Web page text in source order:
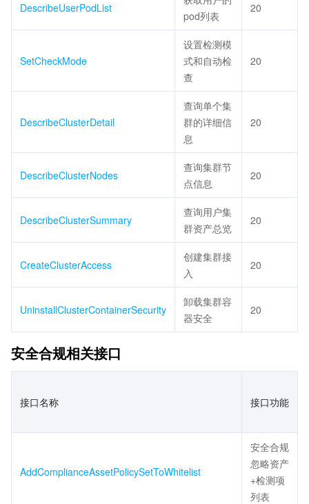
DescribeUserPodList
pod列表
20
SetCheckMode
设置检测模
式和自动检
查
20
DescribeClusterDetail
查询单个集
群的详细信
息
20
DescribeClusterNodes
查询集群节
点信息
20
DescribeClusterSummary
查询用户集
群资产总览
20
CreateClusterAccess
创建集群接
入
20
UninstallClusterContainerSecurity
卸载集群容
器安全
20
安全合规相关接口
接口名称 接口功能
AddComplianceAssetPolicySetToWhitelist
安全合规
忽略资产
+检测项
列表